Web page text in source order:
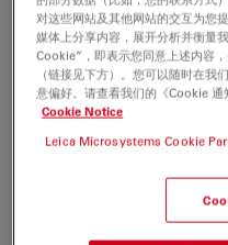
EM FC7
Brochure or flyer 证书
EM FC7
BROCHURE OR FLYER
对这些网站及其他网站的交互为您
媒体上分享内容，展开分析并衡量
Cookie”，即表示您同意上述内容
（链接见下方）。您可以随时在
意偏好。请查看我们的《Cookie
Cookie Notice
Leica Microsystems Cookie